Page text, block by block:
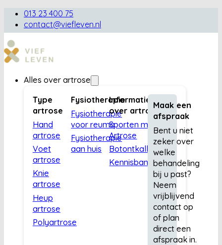
013 23 400 75
contact@viefleven.nl
Alles over artrose
Type
artrose
Hand
artrose
Voet
artrose
Knie
artrose
Heup
artrose
Polyartrose
Fysiotherapie
Fysiotherapie
voor reuma
Fysiotherapie
aan huis
Informatie
over artrose
Sporten met
Artrose
Botontkalking
Kennisbank
Maak een
afspraak
Bent u niet
zeker over
welke
behandeling
bij u past?
Neem
vrijblijvend
contact op
of plan
direct een
afspraak in.